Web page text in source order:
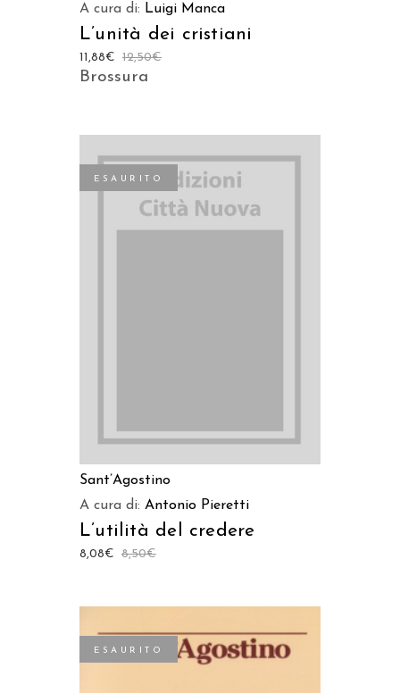
A cura di: Luigi Manca
L’unità dei cristiani
12,50€
11,88€
Brossura
ESAURITO
Sant’Agostino
A cura di: Antonio Pieretti
L’utilità del credere
8,50€
8,08€
ESAURITO